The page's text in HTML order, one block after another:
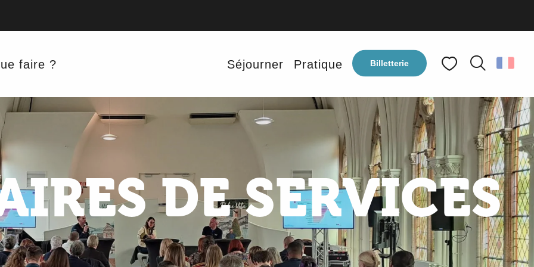
Billetterie
faire ? Séjourner Pratique
DE SERVICES